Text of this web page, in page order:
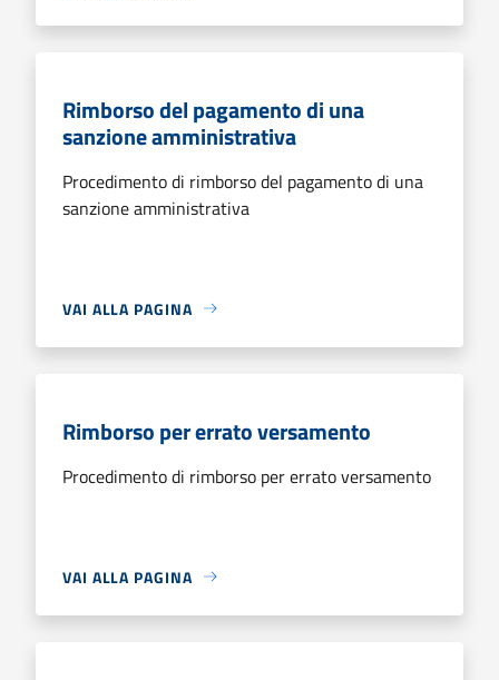
Rimborso del pagamento di una
sanzione amministrativa
Procedimento di rimborso del pagamento di una
sanzione amministrativa
VAI ALLA PAGINA
Rimborso per errato versamento
Procedimento di rimborso per errato versamento
VAI ALLA PAGINA